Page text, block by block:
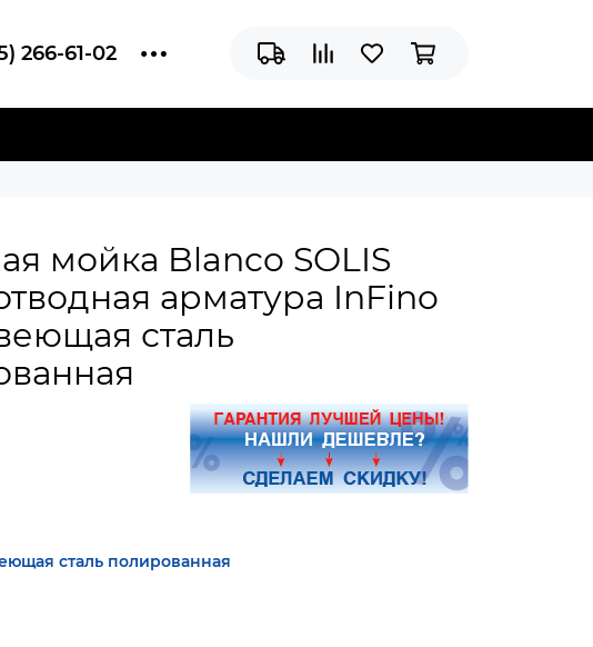
266-61-02
мойка Blanco SOLIS
арматура InFino
сталь
сталь полированная